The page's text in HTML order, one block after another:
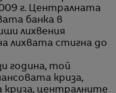
г. Централната
банка в
лихвения
лихвата стигна до
година, той
криза,
криза, централните